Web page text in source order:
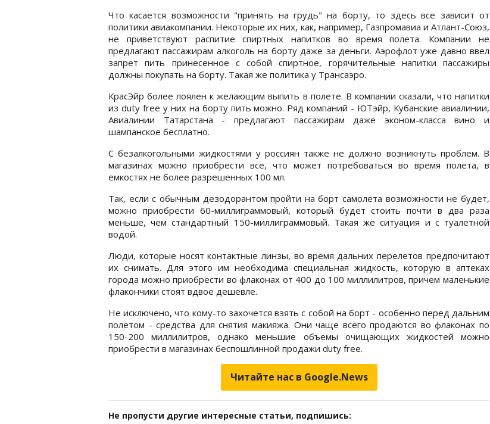
Что касается возможности "принять на грудь" на борту, то здесь все зависит от
политики авиакомпании. Некоторые их них, как, например, Газпромавиа и Атлант-Союз,
не приветствуют распитие спиртных напитков во время полета. Компании не
предлагают пассажирам алкоголь на борту даже за деньги. Аэрофлот уже давно ввел
запрет пить принесенное с собой спиртное, горячительные напитки пассажиры
должны покупать на борту. Такая же политика у Трансаэро.
КрасЭйр более лоялен к желающим выпить в полете. В компании сказали, что напитки
из duty free у них на борту пить можно. Ряд компаний - ЮТэйр, Кубанские авиалинии,
Авиалинии Татарстана - предлагают пассажирам даже эконом-класса вино и
шампанское бесплатно.
С безалкогольными жидкостями у россиян также не должно возникнуть проблем. В
магазинах можно приобрести все, что может потребоваться во время полета, в
емкостях не более разрешенных 100 мл.
Так, если с обычным дезодорантом пройти на борт самолета возможности не будет,
можно приобрести 60-миллиграммовый, который будет стоить почти в два раза
меньше, чем стандартный 150-миллиграммовый. Такая же ситуация и с туалетной
водой.
Люди, которые носят контактные линзы, во время дальних перелетов предпочитают
их снимать. Для этого им необходима специальная жидкость, которую в аптеках
города можно приобрести во флаконах от 400 до 100 миллилитров, причем маленькие
флакончики стоят вдвое дешевле.
Не исключено, что кому-то захочется взять с собой на борт - особенно перед дальним
полетом - средства для снятия макияжа. Они чаще всего продаются во флаконах по
150-200 миллилитров, однако меньшие объемы очищающих жидкостей можно
приобрести в магазинах беспошлинной продажи duty free.
Читайте нас в Google.News
Не пропусти другие интересные статьи, подпишись: